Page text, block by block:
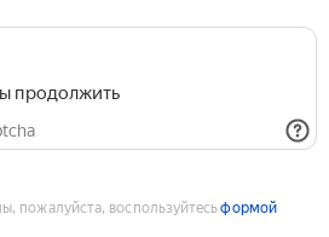
продолжить
пожалуйста, воспользуйтесьформой